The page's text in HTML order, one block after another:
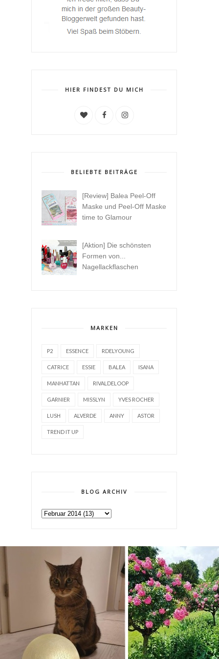
HIER FINDEST DU MICH
BELIEBTE BEITRÄGE
[Review] Balea Peel-Off
Maske und Peel-Off Maske
time to Glamour
[Aktion] Die schönsten
Formen von...
Nagellackflaschen
MARKEN
P2 ESSENCE RDELYOUNG
CATRICE ESSIE BALEA ISANA
MANHATTAN RIVALDELOOP
GARNIER MISSLYN YVES ROCHER
LUSH ALVERDE ANNY ASTOR
TREND IT UP
BLOG ARCHIV